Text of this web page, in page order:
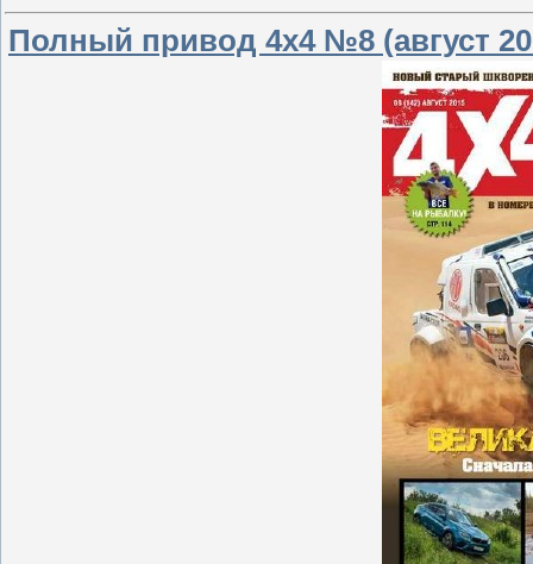
Полный привод 4x4 №8 (август